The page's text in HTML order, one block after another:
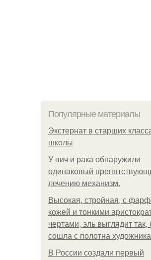
Популярные материалы
Экстернат в старших
школы
У вич и рака обнаружили
одинаковый
лечению механизм.
Высокая, стройная, с
кожей и тонкими
чертами, эль выглядит так,
сошла с полотна
В России создали первый